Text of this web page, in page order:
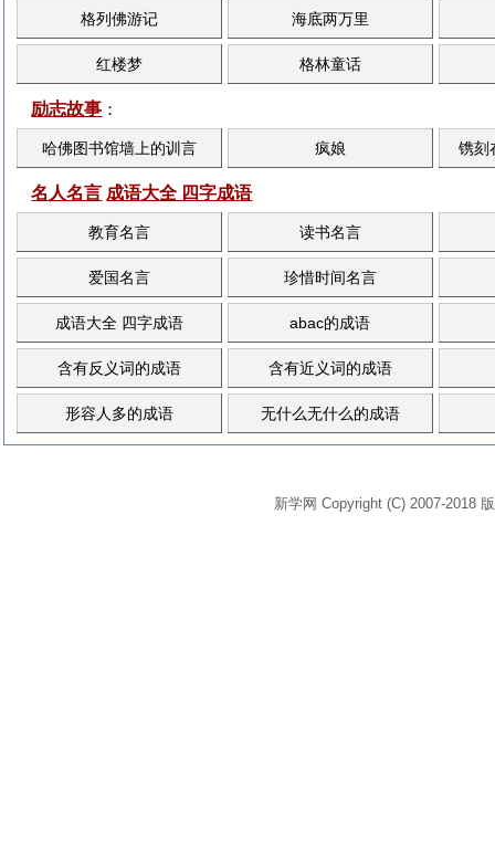
格列佛游记 海底两万里
红楼梦 格林童话
励志故事 ：
哈佛图书馆墙上的训言 疯娘 镌刻
名人名言 成语大全 四字成语
教育名言 读书名言
爱国名言 珍惜时间名言
成语大全 四字成语 abac的成语
含有反义词的成语 含有近义词的成语
形容人多的成语 无什么无什么的成语
新学网 Copyright (C) 2007-2018